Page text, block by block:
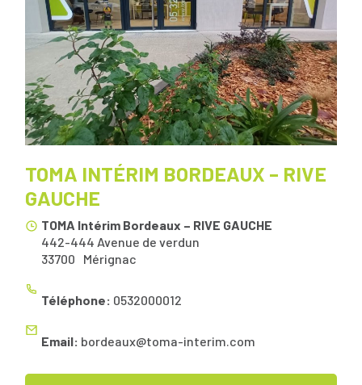
TOMA INTÉRIM BORDEAUX – RIVE
GAUCHE
TOMA Intérim Bordeaux – RIVE GAUCHE
442-444 Avenue de verdun
Mérignac
33700
Téléphone: 0532000012
Email: bordeaux@toma-interim.com